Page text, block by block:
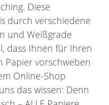
Diese
durch verschiedene
und Weißgrade
dass Ihnen für Ihren
Papier vorschweben
Online-Shop
das wissen: Denn